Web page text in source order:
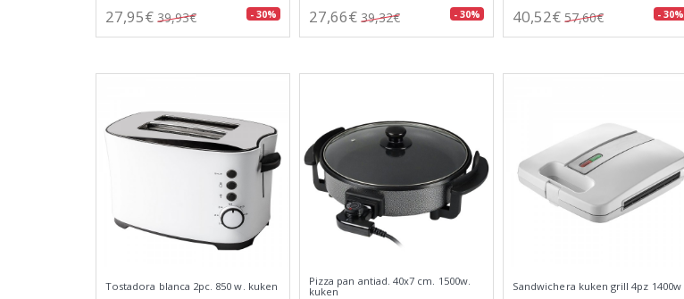
27,95€ 39,93€ - 30% 27,66€ 39,32€ - 30% 40,52€ 57,60€ - 30%
Tostadora blanca 2pc. 850 w. kuken
Pizza pan antiad. 40x7 cm. 1500w.
kuken
Sandwichera kuken grill 4pz 1400w